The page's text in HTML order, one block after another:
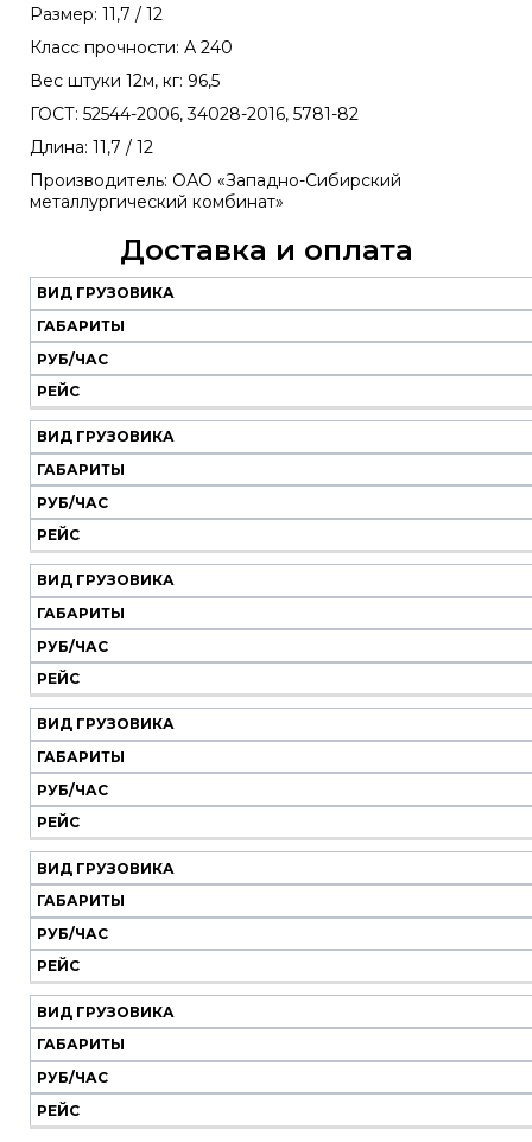
Размер: 11,7 / 12
Класс прочности: А 240
Вес штуки 12м, кг: 96,5
ГОСТ: 52544-2006, 34028-2016, 5781-82
Длина: 11,7 / 12
Производитель: ОАО «Западно-Сибирский
металлургический комбинат»
Доставка и оплата
Наш
транспорт
Вид
грузовика
Габариты
Руб/
час
Рейс
ВИД ГРУЗОВИКА
ГАБАРИТЫ
РУБ/ЧАС
РЕЙС
ВИД ГРУЗОВИКА
ГАБАРИТЫ
РУБ/ЧАС
РЕЙС
ВИД ГРУЗОВИКА
ГАБАРИТЫ
РУБ/ЧАС
РЕЙС
ВИД ГРУЗОВИКА
ГАБАРИТЫ
РУБ/ЧАС
РЕЙС
ВИД ГРУЗОВИКА
ГАБАРИТЫ
РУБ/ЧАС
РЕЙС
ВИД ГРУЗОВИКА
ГАБАРИТЫ
РУБ/ЧАС
РЕЙС